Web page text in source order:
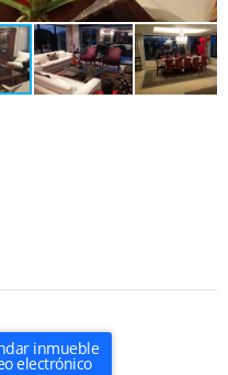
inmueble
electrónico